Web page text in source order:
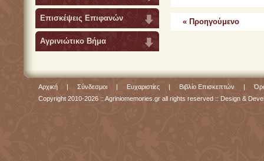
Επισκέψεις Επιφανών
Αγρινιώτικο Βήμα
« Προηγούμενο
Αρχική | Σύνδεσμοι | Ευχαριστίες | Βιβλίο Επισκεπτών |
Copyright 2010-2026 :: Agriniomemories.gr all rights reserved :: Design &